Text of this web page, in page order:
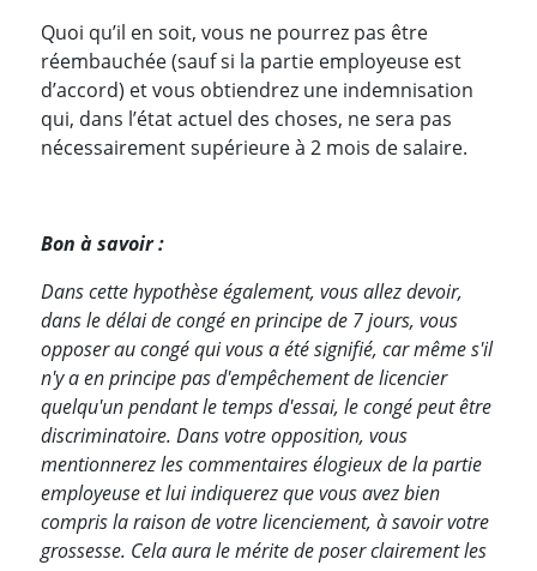
Quoi qu’il en soit, vous ne pourrez pas être
réembauchée (sauf si la partie employeuse est
d’accord) et vous obtiendrez une indemnisation
qui, dans l’état actuel des choses, ne sera pas
nécessairement supérieure à 2 mois de salaire.
Bon à savoir :
Dans cette hypothèse également, vous allez devoir,
dans le délai de congé en principe de 7 jours, vous
opposer au congé qui vous a été signifié, car même s'il
n'y a en principe pas d'empêchement de licencier
quelqu'un pendant le temps d'essai, le congé peut être
discriminatoire. Dans votre opposition, vous
mentionnerez les commentaires élogieux de la partie
employeuse et lui indiquerez que vous avez bien
compris la raison de votre licenciement, à savoir votre
grossesse. Cela aura le mérite de poser clairement les